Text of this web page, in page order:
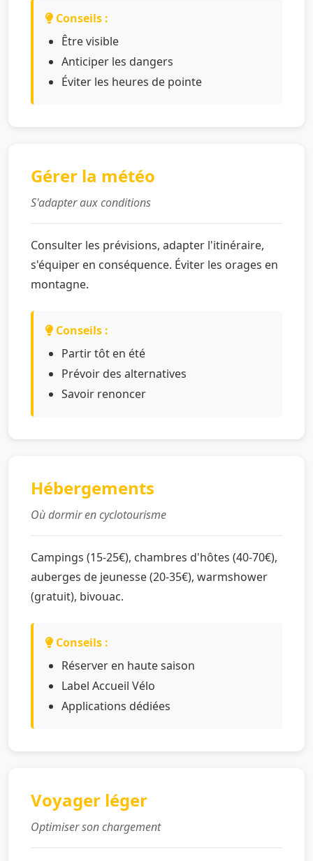
Conseils :
Être visible
Anticiper les dangers
Éviter les heures de pointe
Gérer la météo
S'adapter aux conditions
Consulter les prévisions, adapter l'itinéraire,
s'équiper en conséquence. Éviter les orages en
montagne.
Conseils :
Partir tôt en été
Prévoir des alternatives
Savoir renoncer
Hébergements
Où dormir en cyclotourisme
Campings (15-25€), chambres d'hôtes (40-70€),
auberges de jeunesse (20-35€), warmshower
(gratuit), bivouac.
Conseils :
Réserver en haute saison
Label Accueil Vélo
Applications dédiées
Voyager léger
Optimiser son chargement